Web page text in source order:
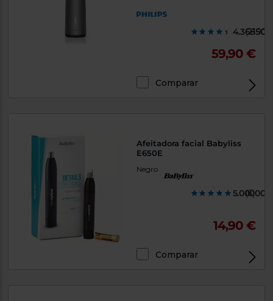
(2190)
59,90 €
Comparar
Afeitadora facial Babyliss
E650E
Negro
(6)
14,90 €
Comparar